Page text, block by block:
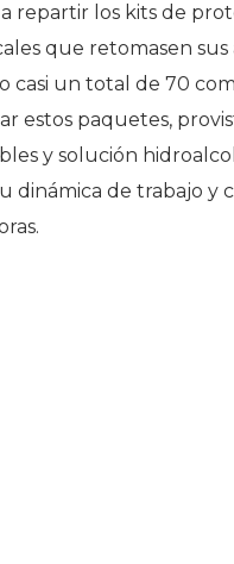
repartir los kits de
que retomasen sus
casi un total de 70
estos paquetes,
y solución
dinámica de trabajo y